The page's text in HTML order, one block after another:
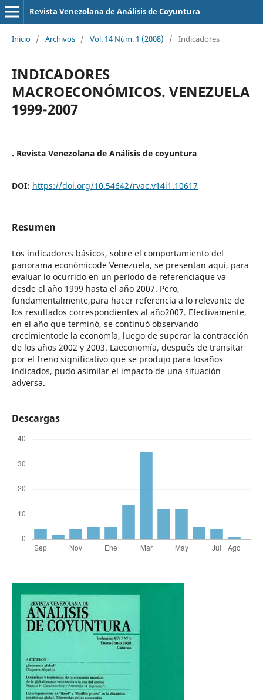
Revista Venezolana de Análisis de Coyuntura
Inicio / Archivos / Vol. 14 Núm. 1 (2008) / Indicadores
INDICADORES
MACROECONÓMICOS. VENEZUELA
1999-2007
. Revista Venezolana de Análisis de coyuntura
DOI: https://doi.org/10.54642/rvac.v14i1.10617
Resumen
Los indicadores básicos, sobre el comportamiento del
panorama económicode Venezuela, se presentan aquí, para
evaluar lo ocurrido en un período de referenciaque va
desde el año 1999 hasta el año 2007. Pero,
fundamentalmente,para hacer referencia a lo relevante de
los resultados correspondientes al año2007. Efectivamente,
en el año que terminó, se continuó observando
crecimientode la economía, luego de superar la contracción
de los años 2002 y 2003. Laeconomía, después de transitar
por el freno significativo que se produjo para losaños
indicados, pudo asimilar el impacto de una situación
adversa.
Descargas